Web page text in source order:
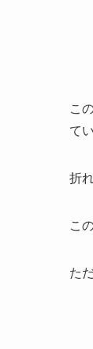
こ
て
折
こ
た